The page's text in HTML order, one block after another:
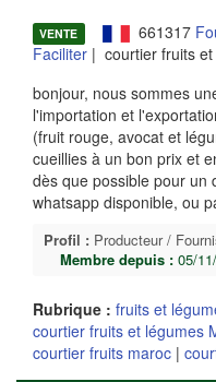
VENTE 661317
Faciliter | courtier fruits
bonjour, nous sommes
l'importation et
(fruit rouge, avocat et
cueillies à un bon prix et
dès que possible pour un
whatsapp disponible, ou
Profil : Producteur /
Membre depuis : 05/
Rubrique : fruits et
courtier fruits et légumes
courtier fruits maroc |